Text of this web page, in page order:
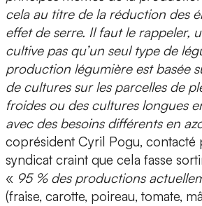
cela au titre de la réduction des
effet de serre. Il faut le rappeler,
cultive pas qu’un seul type de
production légumière est basée
de cultures sur les parcelles de
froides ou des cultures longues
avec des besoins différents en
coprésident Cyril Pogu, contacté
syndicat craint que cela fasse
« 95 % des productions
(fraise, carotte, poireau, tomate,